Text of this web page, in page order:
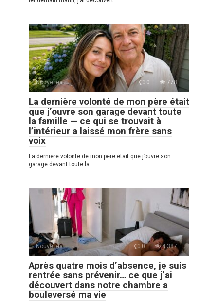
Nouvelles 0 778
La dernière volonté de mon père était
que j’ouvre son garage devant toute
la famille — ce qui se trouvait à
l’intérieur a laissé mon frère sans
voix
La dernière volonté de mon père était que j’ouvre son
garage devant toute la
Nouvelles 0 4 387
Après quatre mois d’absence, je suis
rentrée sans prévenir… ce que j’ai
découvert dans notre chambre a
bouleversé ma vie